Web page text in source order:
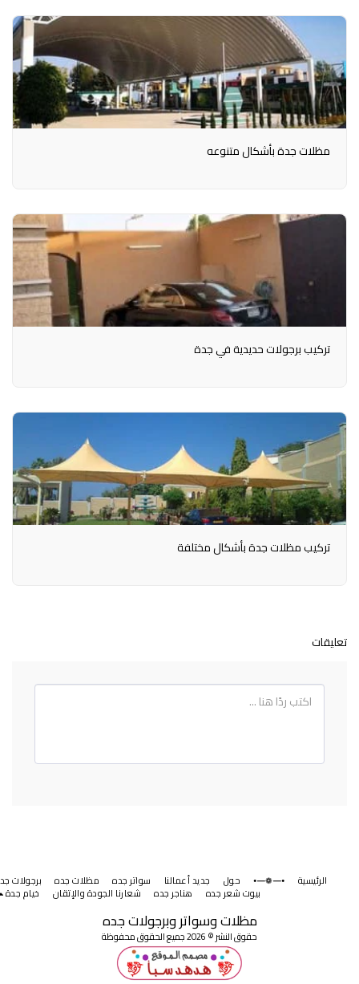
مظلات جدة بأشكال متنوعه
تركيب برجولات حديدية في جدة
تركيب مظلات جدة بأشكال مختلفة
تعليقات
مظلات وسواتر وبرجولات جده
حقوق النشر © 2026 جميع الحقوق محفوظة
الرئيسية ⦁━❁━⦁ حول جديد أعمالنا سواتر جده مظلات جده برجولات جده
بيوت شعر جده هناجر جده شعارنا الجودة والإتقان خيام جدة